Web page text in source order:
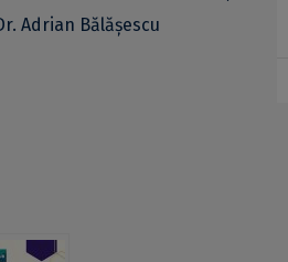
Adrian Bălășescu